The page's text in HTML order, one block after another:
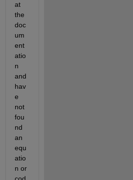
at
the
doc
um
ent
atio
n
and
hav
e
not
fou
nd
an
equ
atio
n or